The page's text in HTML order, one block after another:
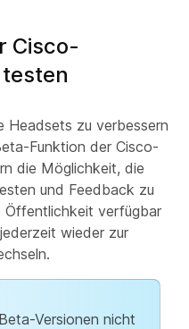
Cisco-
Headsets zu verbessern
Funktion der Cisco-
die Möglichkeit, die
und Feedback zu
Öffentlichkeit verfügbar
wieder zur
Versionen nicht